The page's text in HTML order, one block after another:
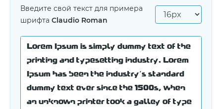
Введите свой текст для примера
шрифта Claudio Roman